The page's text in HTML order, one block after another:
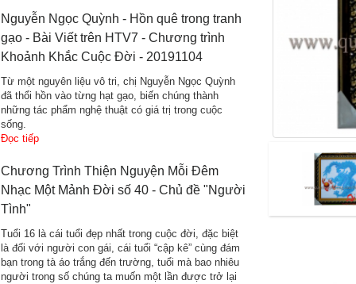
Nguyễn Ngọc Quỳnh - Hồn quê trong tranh
gạo - Bài Viết trên HTV7 - Chương trình
Khoảnh Khắc Cuộc Đời - 20191104
Từ một nguyên liệu vô tri, chị Nguyễn Ngọc Quỳnh
đã thổi hồn vào từng hạt gạo, biến chúng thành
những tác phẩm nghệ thuật có giá trị trong cuộc
sống.
Đọc tiếp
Chương Trình Thiện Nguyện Mỗi Đêm
Nhạc Một Mảnh Đời số 40 - Chủ đề "Người
Tình"
Tuổi 16 là cái tuổi đẹp nhất trong cuộc đời, đặc biệt
là đối với người con gái, cái tuổi “cập kê” cùng đám
bạn trong tà áo trắng đến trường, tuổi mà bao nhiêu
người trong số chúng ta muốn một lần được trở lại